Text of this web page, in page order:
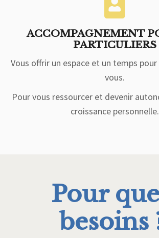
ACCOMPAGNEMENT
PARTICULIERS
Vous offrir un espace et un temps
vous.
Pour vous ressourcer et devenir
croissance personnelle.
Pour
besoins